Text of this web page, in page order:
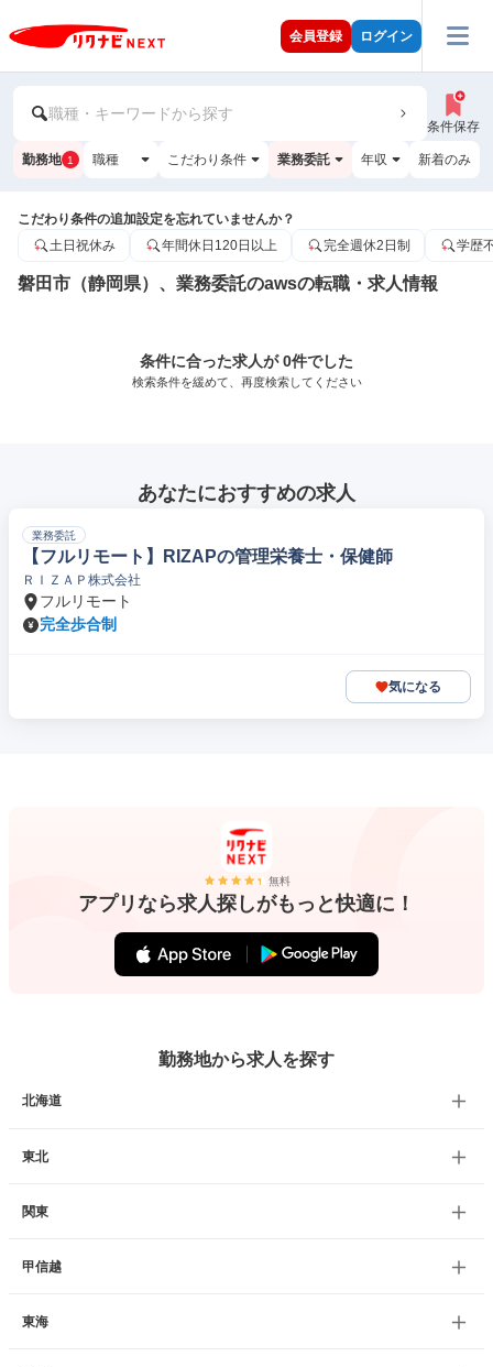
会員登録 ログイン
職種・キーワードから探す
条件保存
勤務地 1 職種 こだわり条件 業務委託 年収 新着のみ
こだわり条件の追加設定を忘れていませんか？
土日祝休み
年間休日120日以上 完全週休2日制 学歴
磐田市（静岡県）、業務委託のawsの転職・求人情報
条件に合った求人が 0件でした
検索条件を緩めて、再度検索してください
あなたにおすすめの求人
業務委託
【フルリモート】RIZAPの管理栄養士・保健師
ＲＩＺＡＰ株式会社
フルリモート
完全歩合制
気になる
無料
アプリなら求人探しがもっと快適に！
勤務地から求人を探す
北海道
東北
関東
甲信越
東海